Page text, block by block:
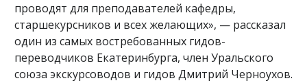
проводят для преподавателей кафедры,
старшекурсников и всех желающих», — рассказал
один из самых востребованных гидов-
переводчиков Екатеринбурга, член Уральского
союза экскурсоводов и гидов Дмитрий Черноухов.